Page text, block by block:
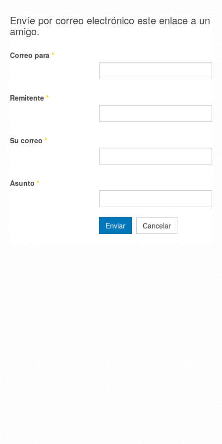
Envíe por correo electrónico este enlace a un
amigo.
Correo para *
Remitente *
Su correo *
Asunto *
Enviar Cancelar